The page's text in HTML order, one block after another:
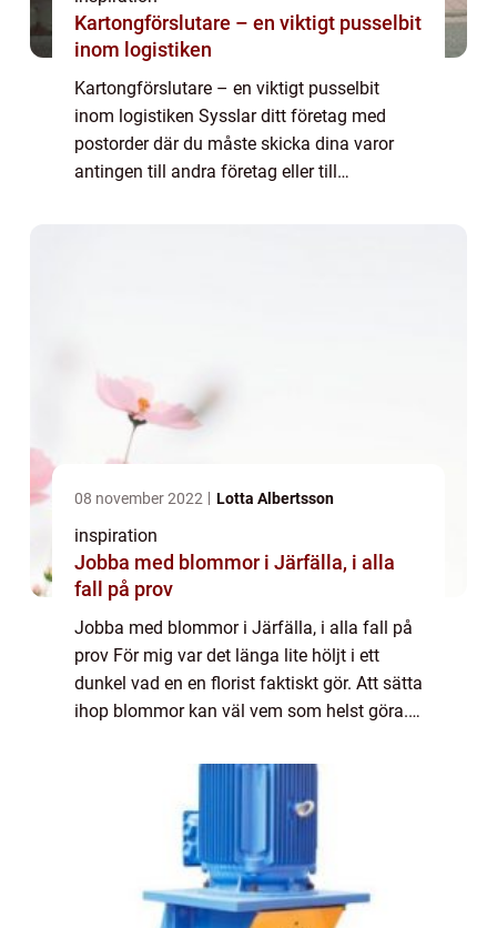
Kartongförslutare – en viktigt pusselbit
inom logistiken
Kartongförslutare – en viktigt pusselbit
inom logistiken Sysslar ditt företag med
postorder där du måste skicka dina varor
antingen till andra företag eller till
08 november 2022 Lotta Albertsson
inspiration
Jobba med blommor i Järfälla, i alla
fall på prov
Jobba med blommor i Järfälla, i alla fall på
prov För mig var det länga lite höljt i ett
dunkel vad en en florist faktiskt gör. Att sätta
ihop blommor kan väl vem som helst göra.
dem så är det färdigt. Men d...